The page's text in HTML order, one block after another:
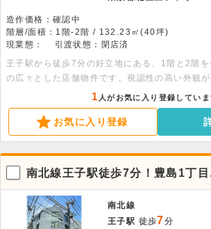
造作価格：確認中
階層/面積：1階-2階 / 132.23㎡(40坪)
現業態：
引渡状態：閉店済
王子駅から徒歩7分の好立地にある、1階と2階
の広々とした店舗物件です。視認性の高い外観
の利用も相談可能です。エレベーターやエアコ
ります。詳細はお気軽にお問い合わせくださ
米・2階76平米
1 人がお気に入り登録していま
お気に入り登録
南北線王子駅徒歩7分！豊島1丁
物件。
南北線
王子駅 徒歩7分